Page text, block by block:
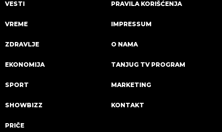
VESTI
VREME
ZDRAVLJE
EKONOMIJA
SPORT
SHOWBIZZ
PRIČE
PRAVILA KORIŠĆENJA
IMPRESSUM
O NAMA
TANJUG TV PROGRAM
MARKETING
KONTAKT